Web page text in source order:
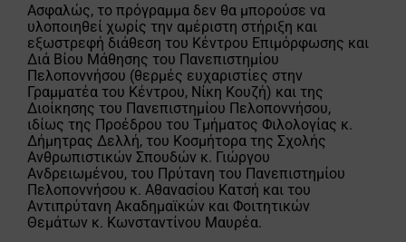
Ασφαλώς, το πρόγραμμα δεν θα μπορούσε να
υλοποιηθεί χωρίς την αμέριστη στήριξη και
εξωστρεφή διάθεση του Κέντρου Επιμόρφωσης και
Διά Βίου Μάθησης του Πανεπιστημίου
Πελοποννήσου (θερμές ευχαριστίες στην
Γραμματέα του Κέντρου, Νίκη Κουζή) και της
Διοίκησης του Πανεπιστημίου Πελοποννήσου,
ιδίως της Προέδρου του Τμήματος Φιλολογίας κ.
Δήμητρας Δελλή, του Κοσμήτορα της Σχολής
Ανθρωπιστικών Σπουδών κ. Γιώργου
Ανδρειωμένου, του Πρύτανη του Πανεπιστημίου
Πελοποννήσου κ. Αθανασίου Κατσή και του
Αντιπρύτανη Ακαδημαϊκών και Φοιτητικών
Θεμάτων κ. Κωνσταντίνου Μαυρέα.